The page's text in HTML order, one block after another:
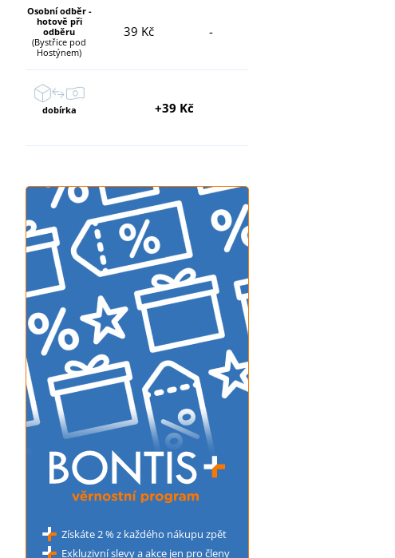
Osobní odběr -
hotově při
odběru
(Bystřice pod
Hostýnem)
39 Kč -
dobírka +39 Kč
Získáte 2 % z každého nákupu zpět
Exkluzivní slevy a akce jen pro členy